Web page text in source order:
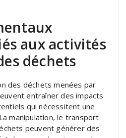
aux activités
déchets
des déchets menées par
entraîner des impacts
qui nécessitent une
manipulation, le transport
peuvent générer des